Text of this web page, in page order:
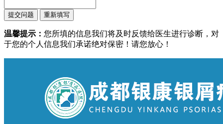
温馨提示： 您所填的信息我们将及时反馈给医生进行诊断，对
于您的个人信息我们承诺绝对保密！请您放心！